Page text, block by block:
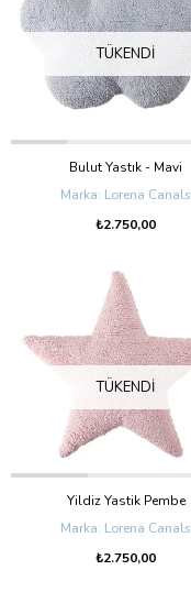
TÜKENDI
Bulut Yastık - Mavi
Lorena Canals
₺2.750,00
TÜKENDI
Yildiz Yastik Pembe
Lorena Canals
₺2.750,00